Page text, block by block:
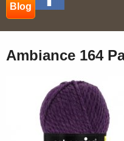
Blog
Ambiance 164